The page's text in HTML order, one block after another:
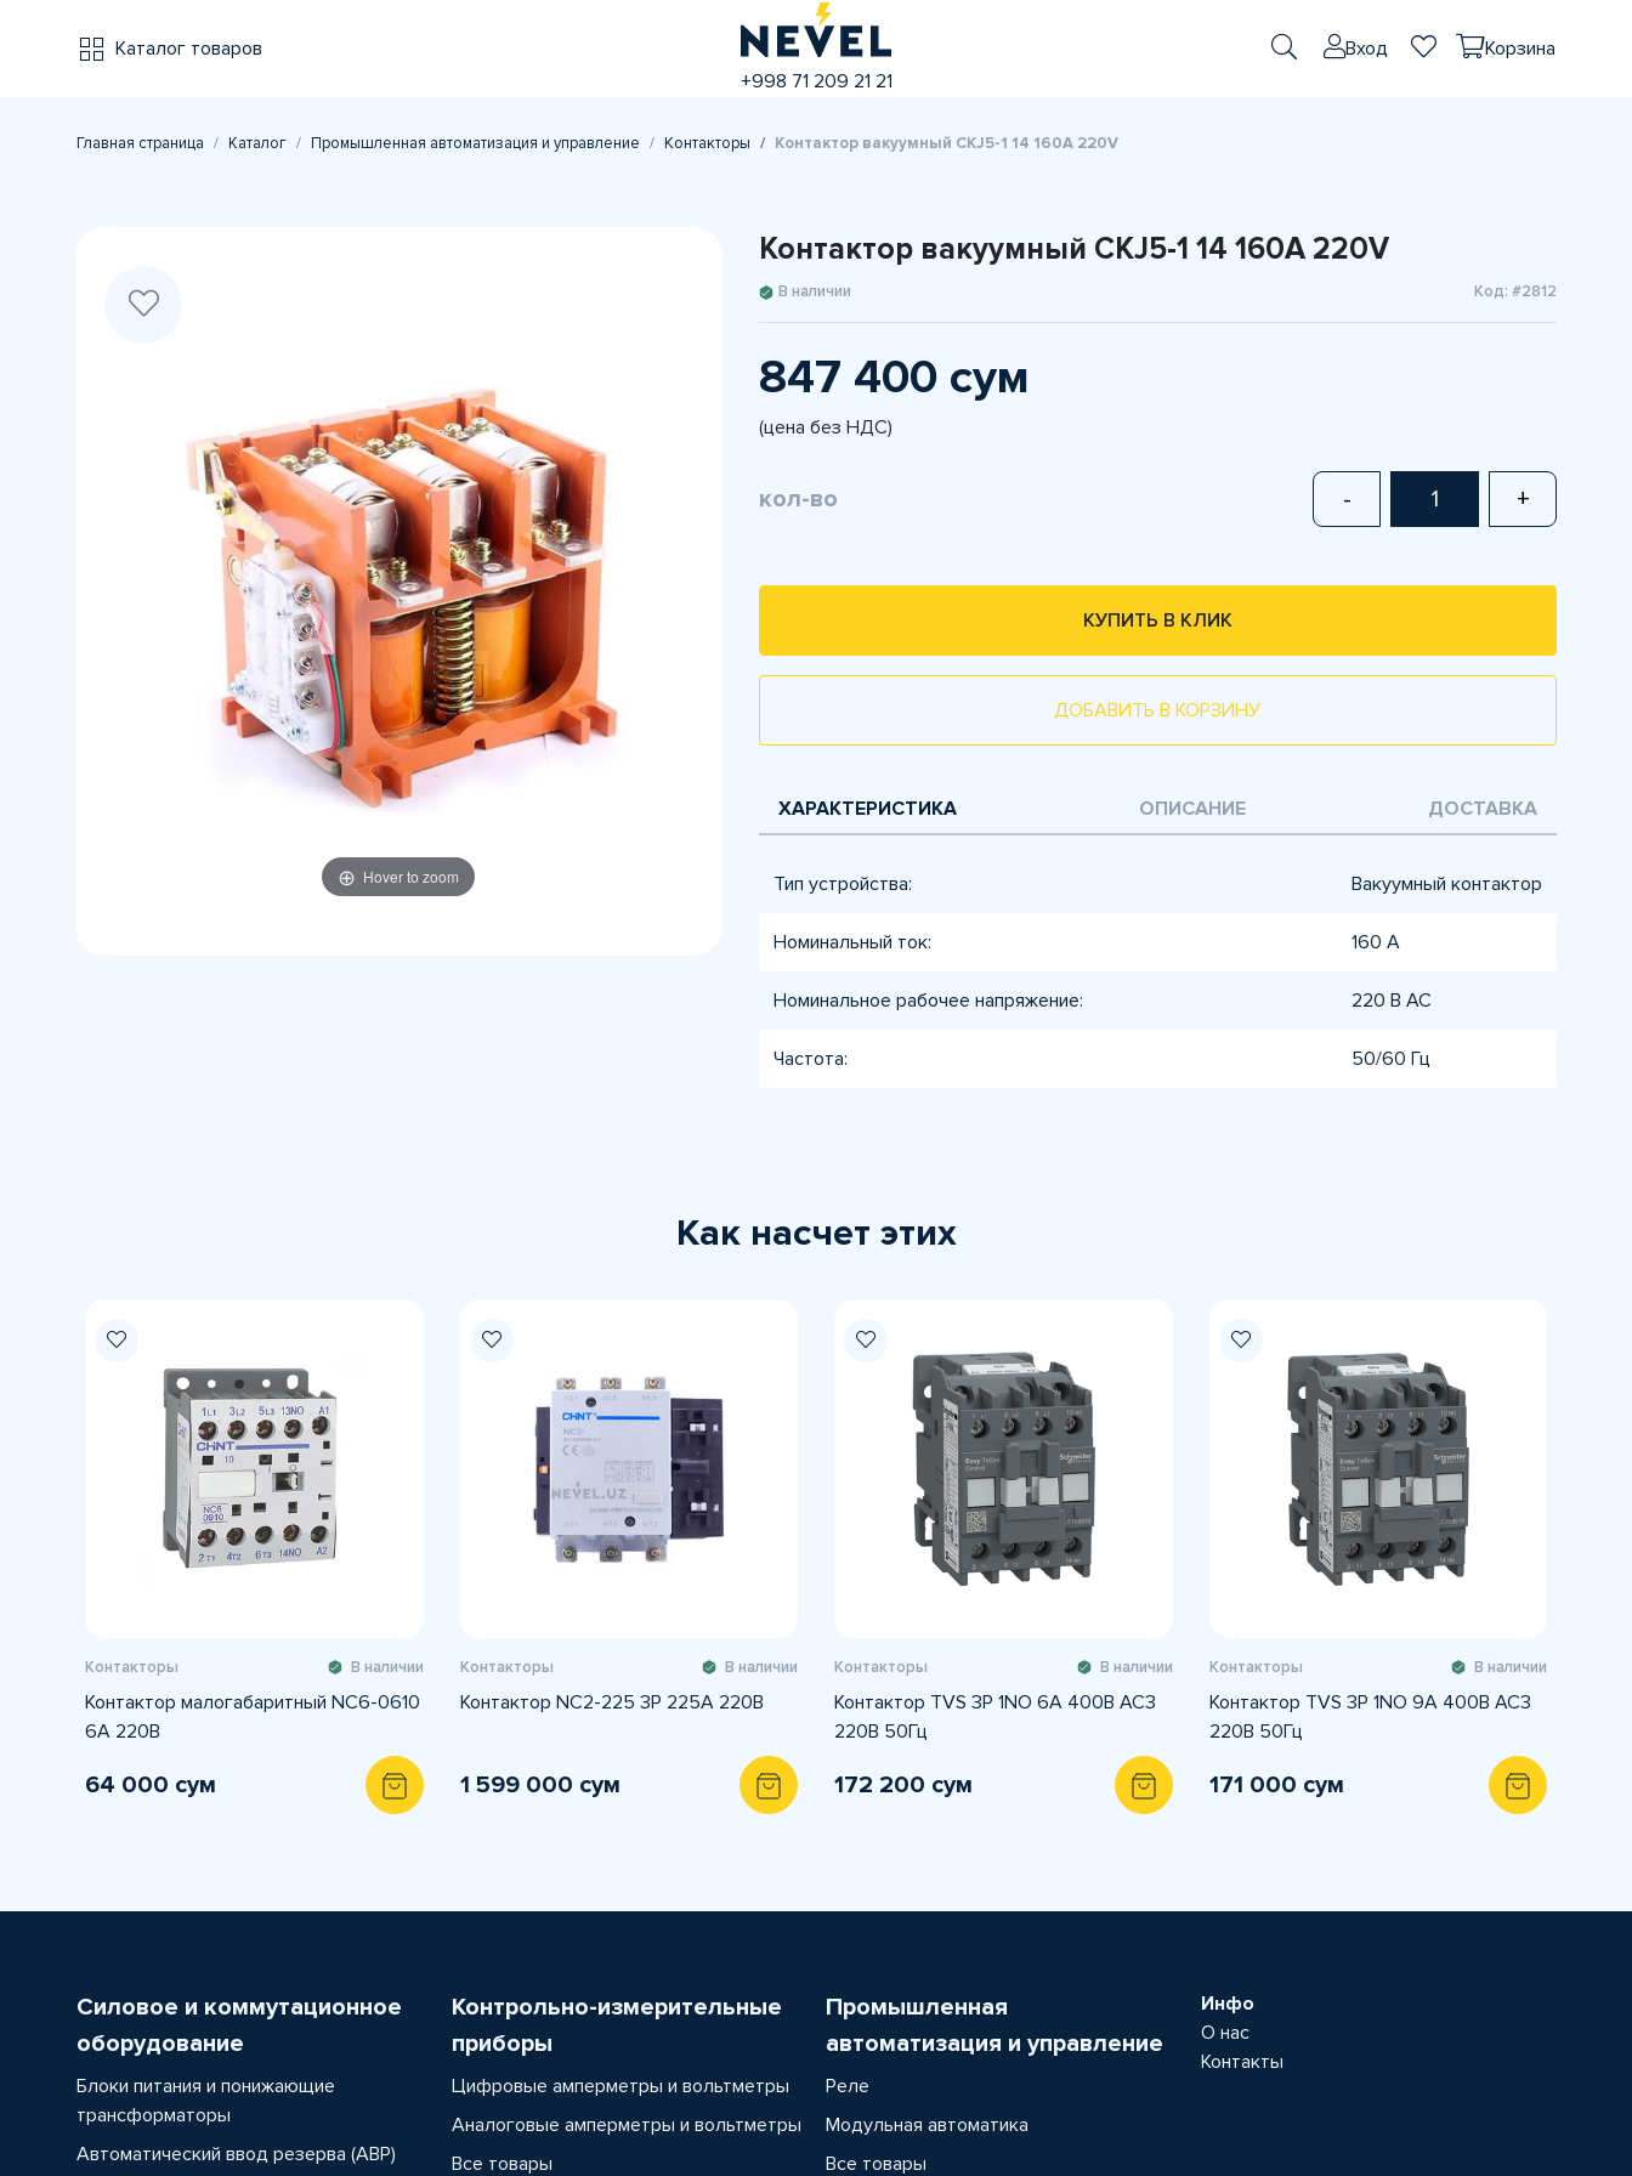
Каталог товаров
+998 71 209 21 21
Вход Корзина
Главная страница Каталог Промышленная автоматизация и управление Контакторы Контактор вакуумный CKJ5-1 14 160A 220V
Hover to zoom
Контактор вакуумный CKJ5-1 14 160A 220V
В наличии Код: #2812
847 400 сум
(цена без НДС)
кол-во - +
КУПИТЬ В КЛИК
ДОБАВИТЬ В КОРЗИНУ
ХАРАКТЕРИСТИКА ОПИСАНИЕ ДОСТАВКА
Тип устройства: Вакуумный контактор
Номинальный ток: 160 A
Номинальное рабочее напряжение: 220 В AC
Частота: 50/60 Гц
Как насчет этих
Контакторы В наличии
Контактор малогабаритный NC6-0610
6А 220В
64 000 сум
Контакторы В наличии
Контактор NC2-225 3P 225А 220В
1 599 000 сум
Контакторы В наличии
Контактор TVS 3P 1NO 6А 400В AC3
220В 50Гц
172 200 сум
Контакторы В наличии
Контактор TVS 3P 1NO 9А 400В AC3
220В 50Гц
171 000 сум
Силовое и коммутационное
оборудование
Блоки питания и понижающие
трансформаторы
Автоматический ввод резерва (АВР)
Контрольно-измерительные
приборы
Цифровые амперметры и вольтметры
Аналоговые амперметры и вольтметры
Все товары
Промышленная
автоматизация и управление
Реле
Модульная автоматика
Все товары
Инфо
О нас
Контакты